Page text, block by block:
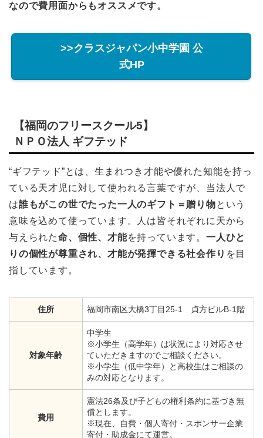
なので費用面からもオススメです。
>>クラスジャパン小中学園 公
式HP
【福岡のフリースクール5】
ＮＰＯ法人 ギフテッド
“ギフテッド”とは、生まれつき才能や優れた知能を持っ
ている天才児に対して使われる言葉ですが、当法人で
は誰もがこの世でたった一人のギフト＝贈り物という
意味を込めて使っています。人は皆それぞれに天から
与えられた命、個性、才能を持っています。一人ひと
りの個性が尊重され、才能が発揮できる社会作り を目
指しています。
住所 福岡市南区大橋3丁目25-1 貞方ビルB-1階
対象年齢
中学生
※小学生（高学年）は状況により対応させ
ていただきますのでご相談ください。
※小学生（低中学年）と高校生はご相談の
みの対応となります。
費用
憲法26条及び子どもの権利条約に基づき無
償とします。
※現在、自費・個人寄付・スポンサー企業
寄付・助成金にて運営。